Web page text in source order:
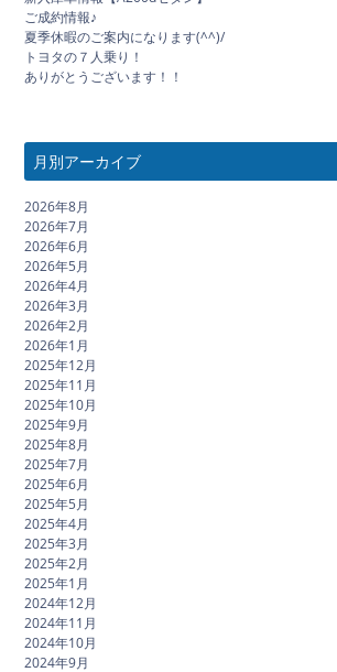
ご成約情報♪
夏季休暇のご案内になります(^^)/
トヨタの７人乗り！
ありがとうございます！！
月別アーカイブ
2026年8月
2026年7月
2026年6月
2026年5月
2026年4月
2026年3月
2026年2月
2026年1月
2025年12月
2025年11月
2025年10月
2025年9月
2025年8月
2025年7月
2025年6月
2025年5月
2025年4月
2025年3月
2025年2月
2025年1月
2024年12月
2024年11月
2024年10月
2024年9月